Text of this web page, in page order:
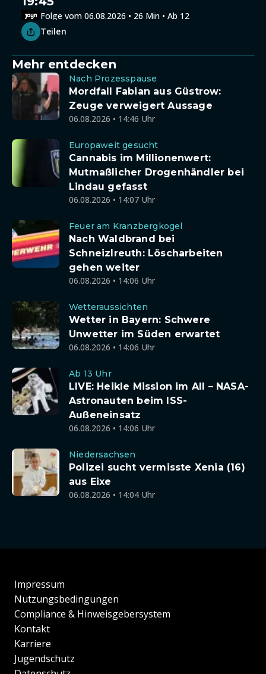
Folge vom 06.08.2026 • 26 Min • Ab 12
Teilen
Mehr entdecken
Nach Prozesspause
Mordfall Fabian aus Güstrow:
Zeuge verweigert Aussage
06.08.2026 • 14:46 Uhr
Europaweit gesucht
Cannabis im Millionenwert:
Mutmaßlicher Drogenhändler bei
Lindau gefasst
06.08.2026 • 14:07 Uhr
Feuer am Kranzbergkogel
Nach Waldbrand bei
Schneizlreuth: Löscharbeiten
gehen weiter
06.08.2026 • 14:06 Uhr
Wetteraussichten
Wetter in Bayern: Schwere
Unwetter im Süden erwartet
06.08.2026 • 14:06 Uhr
Ab 13 Uhr
LIVE: Heikle Mission im All – NASA-
Astronauten beim ISS-
Außeneinsatz
06.08.2026 • 14:06 Uhr
Niedersachsen
Polizei sucht vermisste Xenia (16)
aus Eixe
06.08.2026 • 14:04 Uhr
Impressum
Nutzungsbedingungen
Compliance & Hinweisgebersystem
Kontakt
Karriere
Jugendschutz